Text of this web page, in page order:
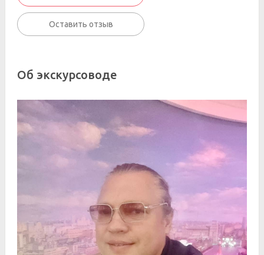
Оставить отзыв
Об экскурсоводе